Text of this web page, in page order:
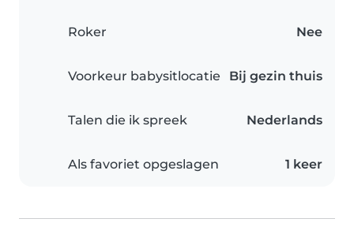
Roker Nee
Voorkeur babysitlocatie Bij gezin thuis
Talen die ik spreek Nederlands
Als favoriet opgeslagen 1 keer